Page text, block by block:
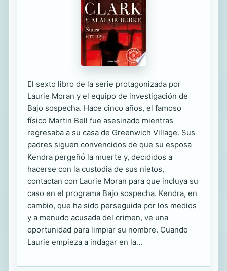
El sexto libro de la serie protagonizada por
Laurie Moran y el equipo de investigación de
Bajo sospecha. Hace cinco años, el famoso
físico Martin Bell fue asesinado mientras
regresaba a su casa de Greenwich Village. Sus
padres siguen convencidos de que su esposa
Kendra pergeñó la muerte y, decididos a
hacerse con la custodia de sus nietos,
contactan con Laurie Moran para que incluya su
caso en el programa Bajo sospecha. Kendra, en
cambio, que ha sido perseguida por los medios
y a menudo acusada del crimen, ve una
oportunidad para limpiar su nombre. Cuando
Laurie empieza a indagar en la...